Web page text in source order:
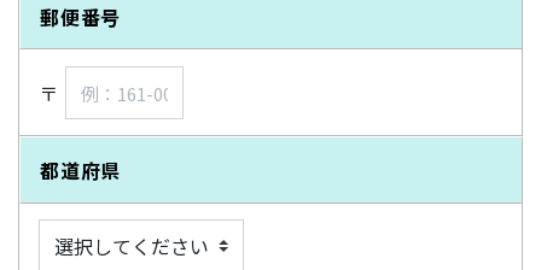
郵便番号
〒
都道府県